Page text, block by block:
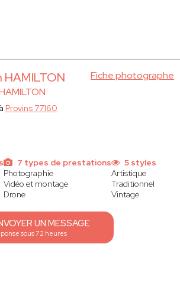
Fiche photographe
Provins 77160
7 types de prestations
Photographie
Vidéo et montage
Drone
5 styles
Artistique
Traditionnel
Vintage
UN MESSAGE
sous 72 heures